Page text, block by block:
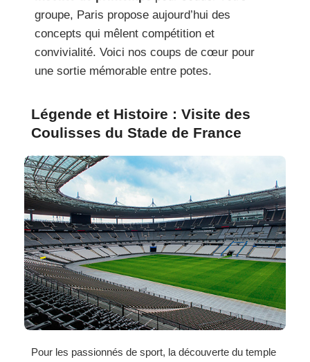
groupe, Paris propose aujourd’hui des
concepts qui mêlent compétition et
convivialité. Voici nos coups de cœur pour
une sortie mémorable entre potes.
Légende et Histoire : Visite des
Coulisses du Stade de France
Pour les passionnés de sport, la découverte du temple